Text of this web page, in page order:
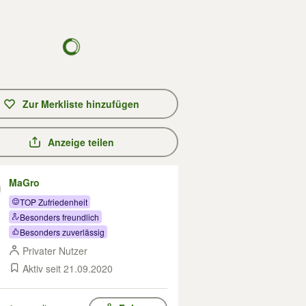
Zur Merkliste hinzufügen
Anzeige teilen
MaGro
TOP Zufriedenheit
Besonders freundlich
Besonders zuverlässig
Privater Nutzer
Aktiv seit 21.09.2020